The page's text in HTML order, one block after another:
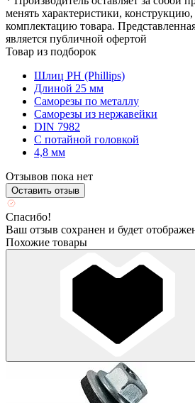
менять характеристики,
комплектацию товара.
является публичной офертой
Товар из подборок
Шлиц PH (Phillips)
Длиной 25 мм
Саморезы по металлу
Саморезы из нержавейки
DIN 7982
С потайной головкой
4,8 мм
Отзывов пока нет
Оставить отзыв
Спасибо!
Ваш отзыв сохранен и будет
Похожие товары